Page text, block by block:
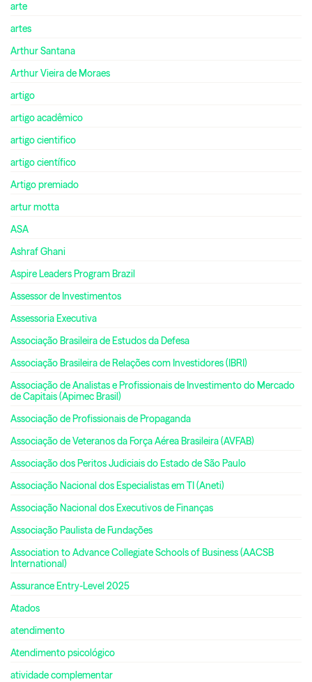
arte
artes
Arthur Santana
Arthur Vieira de Moraes
artigo
artigo acadêmico
artigo cientifico
artigo científico
Artigo premiado
artur motta
ASA
Ashraf Ghani
Aspire Leaders Program Brazil
Assessor de Investimentos
Assessoria Executiva
Associação Brasileira de Estudos da Defesa
Associação Brasileira de Relações com Investidores (IBRI)
Associação de Analistas e Profissionais de Investimento do Mercado
de Capitais (Apimec Brasil)
Associação de Profissionais de Propaganda
Associação de Veteranos da Força Aérea Brasileira (AVFAB)
Associação dos Peritos Judiciais do Estado de São Paulo
Associação Nacional dos Especialistas em TI (Aneti)
Associação Nacional dos Executivos de Finanças
Associação Paulista de Fundações
Association to Advance Collegiate Schools of Business (AACSB
International)
Assurance Entry-Level 2025
Atados
atendimento
Atendimento psicológico
atividade complementar